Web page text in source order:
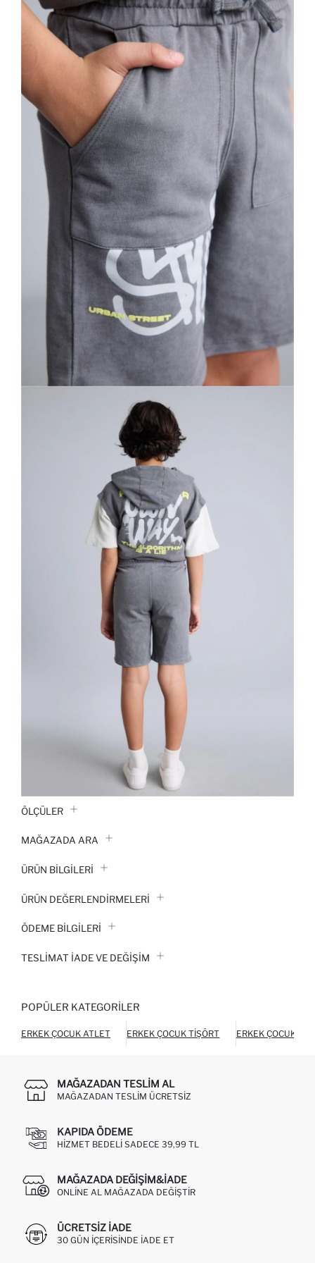
ÖLÇÜLER
MAĞAZADA ARA
ÜRÜN BILGILERI
ÜRÜN DEĞERLENDİRMELERİ
ÖDEME BİLGİLERİ
TESLIMAT İADE VE DEĞIŞIM
POPÜLER KATEGORILER
ERKEK ÇOCUK ATLET ERKEK ÇOCUK TIŞÖRT ERKEK ÇOCUK
MAĞAZADAN TESLIM AL
MAĞAZADAN TESLIM ÜCRETSIZ
KAPIDA ÖDEME
HIZMET BEDELI SADECE 39,99 TL
MAĞAZADA DEĞIŞIM&İADE
ONLINE AL MAĞAZADA DEĞIŞTIR
ÜCRETSIZ IADE
30 GÜN IÇERISINDE IADE ET